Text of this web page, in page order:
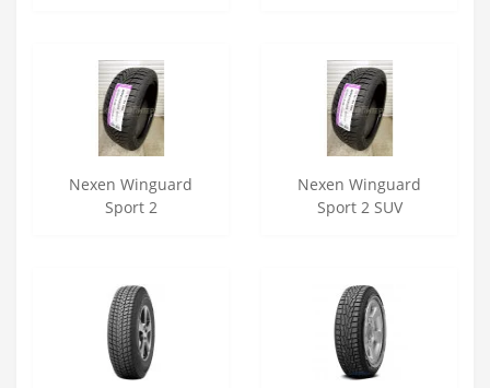
Nexen Winguard
Sport 2
Nexen Winguard
Sport 2 SUV